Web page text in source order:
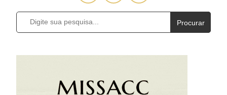
Procurar